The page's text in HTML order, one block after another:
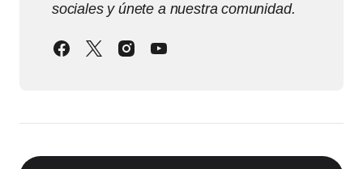
sociales y únete a nuestra comunidad.